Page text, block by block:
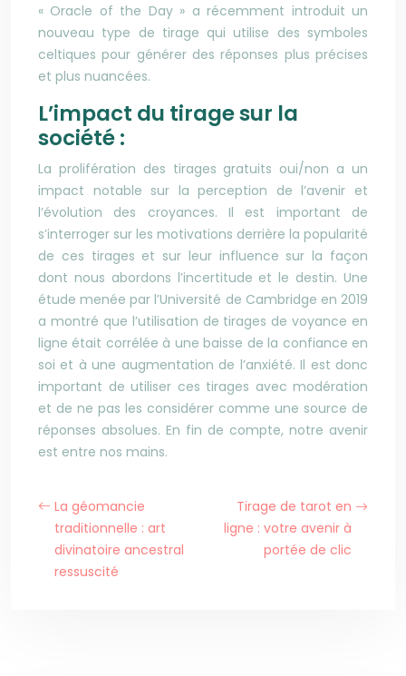
« Oracle of the Day » a récemment introduit un
nouveau type de tirage qui utilise des symboles
celtiques pour générer des réponses plus précises
et plus nuancées.
L’impact du tirage sur la
société :
La prolifération des tirages gratuits oui/non a un
impact notable sur la perception de l’avenir et
l’évolution des croyances. Il est important de
s’interroger sur les motivations derrière la popularité
de ces tirages et sur leur influence sur la façon
dont nous abordons l’incertitude et le destin. Une
étude menée par l’Université de Cambridge en 2019
a montré que l’utilisation de tirages de voyance en
ligne était corrélée à une baisse de la confiance en
soi et à une augmentation de l’anxiété. Il est donc
important de utiliser ces tirages avec modération
et de ne pas les considérer comme une source de
réponses absolues. En fin de compte, notre avenir
est entre nos mains.
La géomancie
traditionnelle : art
divinatoire ancestral
ressuscité
Tirage de tarot en
ligne : votre avenir à
portée de clic